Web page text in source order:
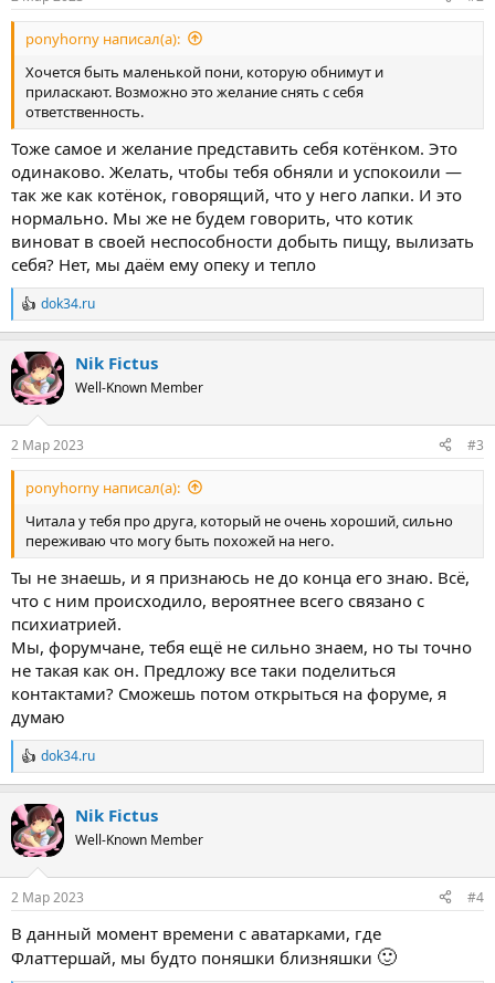
ponyhorny написал(а):
Хочется быть маленькой пони, которую обнимут и
приласкают. Возможно это желание снять с себя
ответственность.
Тоже самое и желание представить себя котёнком. Это
одинаково. Желать, чтобы тебя обняли и успокоили —
так же как котёнок, говорящий, что у него лапки. И это
нормально. Мы же не будем говорить, что котик
виноват в своей неспособности добыть пищу, вылизать
себя? Нет, мы даём ему опеку и тепло
Р
е
к
ц
и
dok34.ru
Nik Fictus
Well-Known Member
2 Мар 2023 #3
ponyhorny написал(а):
Читала у тебя про друга, который не очень хороший, сильно
переживаю что могу быть похожей на него.
Ты не знаешь, и я признаюсь не до конца его знаю. Всё,
что с ним происходило, вероятнее всего связано с
психиатрией.
Мы, форумчане, тебя ещё не сильно знаем, но ты точно
не такая как он. Предложу все таки поделиться
контактами? Сможешь потом открыться на форуме, я
думаю
Р
е
к
ц
и
dok34.ru
Nik Fictus
Well-Known Member
2 Мар 2023 #4
В данный момент времени с аватарками, где
Флаттершай, мы будто поняшки близняшки 🙂